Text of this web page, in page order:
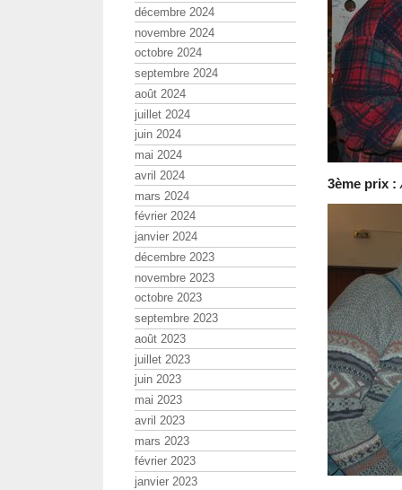
3ème prix :
décembre 2024
novembre 2024
octobre 2024
septembre 2024
août 2024
juillet 2024
juin 2024
mai 2024
avril 2024
mars 2024
février 2024
janvier 2024
décembre 2023
novembre 2023
octobre 2023
septembre 2023
août 2023
juillet 2023
juin 2023
mai 2023
avril 2023
mars 2023
février 2023
janvier 2023